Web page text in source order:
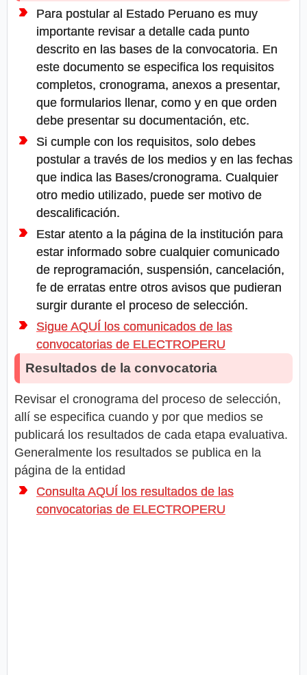
Para postular al Estado Peruano es muy
importante revisar a detalle cada punto
descrito en las bases de la convocatoria. En
este documento se especifica los requisitos
completos, cronograma, anexos a presentar,
que formularios llenar, como y en que orden
debe presentar su documentación, etc.
Si cumple con los requisitos, solo debes
postular a través de los medios y en las fechas
que indica las Bases/cronograma. Cualquier
otro medio utilizado, puede ser motivo de
descalificación.
Estar atento a la página de la institución para
estar informado sobre cualquier comunicado
de reprogramación, suspensión, cancelación,
fe de erratas entre otros avisos que pudieran
surgir durante el proceso de selección.
Sigue AQUÍ los comunicados de las
convocatorias de ELECTROPERU
Resultados de la convocatoria
Revisar el cronograma del proceso de selección,
allí se especifica cuando y por que medios se
publicará los resultados de cada etapa evaluativa.
Generalmente los resultados se publica en la
página de la entidad
Consulta AQUÍ los resultados de las
convocatorias de ELECTROPERU